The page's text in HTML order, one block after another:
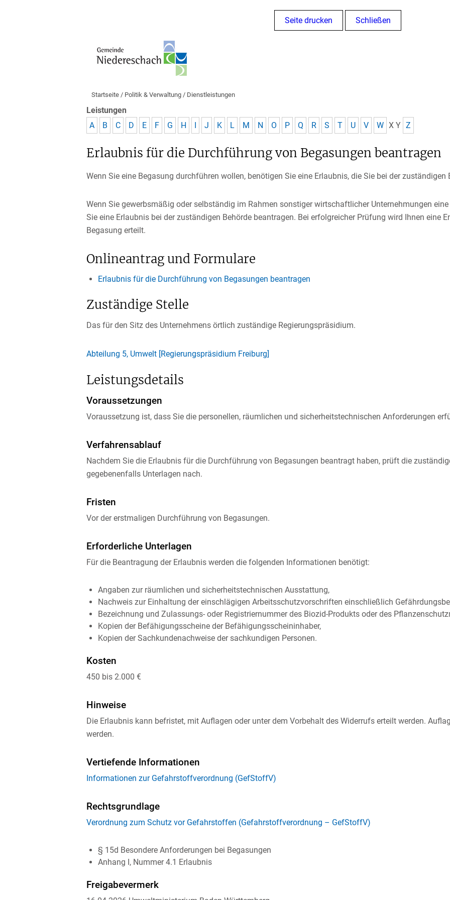
Seite drucken Schließen
Startseite / Politik & Verwaltung / Dienstleistungen
Leistungen
A
B C D E F G H I J K L M N O P Q R S T U V W X Y Z
Erlaubnis für die Durchführung von Begasungen beantragen
Wenn Sie eine Begasung durchführen wollen, benötigen Sie eine Erlaubnis, die Sie bei der zuständigen
Wenn Sie gewerbsmäßig oder selbständig im Rahmen sonstiger wirtschaftlicher Unternehmungen
Sie eine Erlaubnis bei der zuständigen Behörde beantragen. Bei erfolgreicher Prüfung wird Ihnen eine
Begasung erteilt.
Onlineantrag und Formulare
Erlaubnis für die Durchführung von Begasungen beantragen
Zuständige Stelle
Das für den Sitz des Unternehmens örtlich zuständige Regierungspräsidium.
Abteilung 5, Umwelt [Regierungspräsidium Freiburg]
Leistungsdetails
Voraussetzungen
Voraussetzung ist, dass Sie die personellen, räumlichen und sicherheitstechnischen Anforderungen
Verfahrensablauf
Nachdem Sie die Erlaubnis für die Durchführung von Begasungen beantragt haben, prüft die
gegebenenfalls Unterlagen nach.
Fristen
Vor der erstmaligen Durchführung von Begasungen.
Erforderliche Unterlagen
Für die Beantragung der Erlaubnis werden die folgenden Informationen benötigt:
Angaben zur räumlichen und sicherheitstechnischen Ausstattung,
Nachweis zur Einhaltung der einschlägigen Arbeitsschutzvorschriften einschließlich
Bezeichnung und Zulassungs- oder Registriernummer des Biozid-Produkts oder des
Kopien der Befähigungsscheine der Befähigungsscheininhaber,
Kopien der Sachkundenachweise der sachkundigen Personen.
Kosten
450 bis 2.000 €
Hinweise
Die Erlaubnis kann befristet, mit Auflagen oder unter dem Vorbehalt des Widerrufs erteilt werden.
werden.
Vertiefende Informationen
Informationen zur Gefahrstoffverordnung (GefStoffV)
Rechtsgrundlage
Verordnung zum Schutz vor Gefahrstoffen (Gefahrstoffverordnung – GefStoffV)
§ 15d Besondere Anforderungen bei Begasungen
Anhang I, Nummer 4.1 Erlaubnis
Freigabevermerk